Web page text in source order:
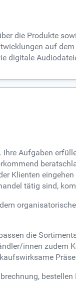
die Produkte
auf
digitale
Aufgaben
Klienten
tätig sind,
die
innen zudem